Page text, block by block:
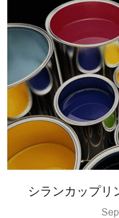
シランカップリ